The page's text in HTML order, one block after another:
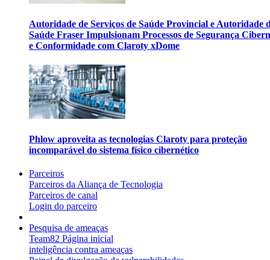
Autoridade de Serviços de Saúde Provincial e Autoridade
Saúde Fraser Impulsionam Processos de Segurança
e Conformidade com Claroty xDome
Phlow aproveita as tecnologias Claroty para proteção
incomparável do sistema físico cibernético
Parceiros
Parceiros da Aliança de Tecnologia
Parceiros de canal
Login do parceiro
Pesquisa de ameaças
Team82 Página inicial
inteligência contra ameaças